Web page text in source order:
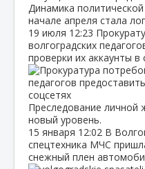
Динамика
начале апреля стала
19 июля 12:23
волгоградских
проверки их аккаунты в
Преследование личной
новый уровень.
15 января 12:02 В
спецтехника МЧС
снежный плен